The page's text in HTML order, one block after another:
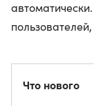
пользователей,
Что нового